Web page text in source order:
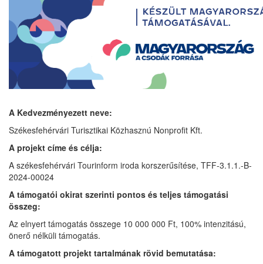
A Kedvezményezett neve:
Székesfehérvári Turisztikai Közhasznú Nonprofit Kft.
A projekt címe és célja:
A székesfehérvári Tourinform iroda korszerűsítése, TFF-3.1.1.-B-
2024-00024
A támogatói okirat szerinti pontos és teljes támogatási
összeg:
Az elnyert támogatás összege 10 000 000 Ft, 100% intenzitású,
önerő nélküli támogatás.
A támogatott projekt tartalmának rövid bemutatása: